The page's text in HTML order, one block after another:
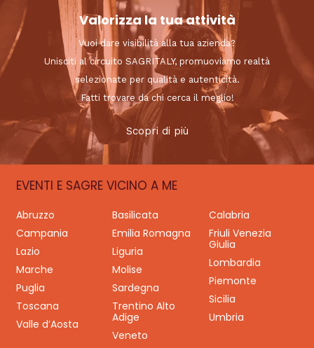
Valorizza la tua attività
Vuoi dare visibilità alla tua azienda?
Unisciti al circuito SAGRITALY, promuoviamo realtà
selezionate per qualità e autenticità.
Fatti trovare da chi cerca il meglio!
Scopri di più
EVENTI E SAGRE VICINO A ME
Abruzzo Basilicata
Calabria
Campania
Emilia Romagna
Friuli Venezia
Giulia
Lazio
Liguria
Lombardia
Marche
Molise
Piemonte
Puglia
Sardegna
Sicilia
Toscana
Trentino Alto
Adige
Umbria
Valle d’Aosta
Veneto